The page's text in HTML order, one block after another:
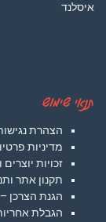
איסלנד
תנאי שימוש
הצהרת
מדיניות
זכויות יוצרים
תקנון אתר
הגנת הצרכן
הגבלת